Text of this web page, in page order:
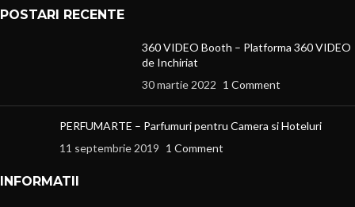
POSTARI RECENTE
360 VIDEO Booth – Platforma 360 VIDEO
de Inchiriat
30 martie 2022 1 Comment
PERFUMARTE – Parfumuri pentru Camera si Hoteluri
11 septembrie 2019 1 Comment
INFORMATII